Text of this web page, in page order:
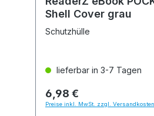
Shell Cover grau
Schutzhülle
lieferbar in 3-7 Tagen
6,98 €
Preise inkl. MwSt. zzgl. Versandkosten